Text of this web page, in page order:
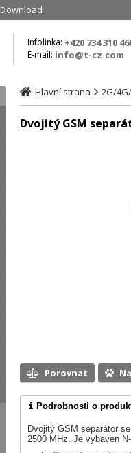
Download
Infolinka: +420 734 310
E-mail: info@t-cz.com
Hlavní strana 2G/
Dvojitý GSM
Porovnat
Podrobnosti o
Dvojitý GSM separátor
2500 MHz. Je vybaven